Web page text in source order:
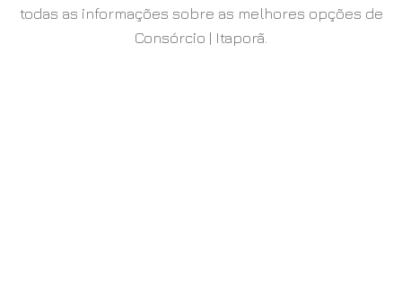
todas as informações sobre as melhores opções de
Consórcio | Itaporã.